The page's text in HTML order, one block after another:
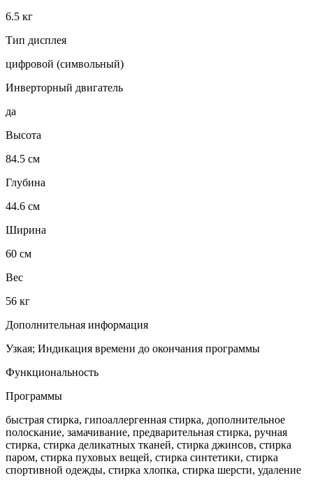
6.5 кг
Тип дисплея
цифровой (символьный)
Инверторный двигатель
да
Высота
84.5 см
Глубина
44.6 см
Ширина
60 см
Вес
56 кг
Дополнительная информация
Узкая; Индикация времени до окончания программы
Функциональность
Программы
быстрая стирка, гипоаллергенная стирка, дополнительное
полоскание, замачивание, предварительная стирка, ручная
стирка, стирка деликатных тканей, стирка джинсов, стирка
паром, стирка пуховых вещей, стирка синтетики, стирка
спортивной одежды, стирка хлопка, стирка шерсти, удаление